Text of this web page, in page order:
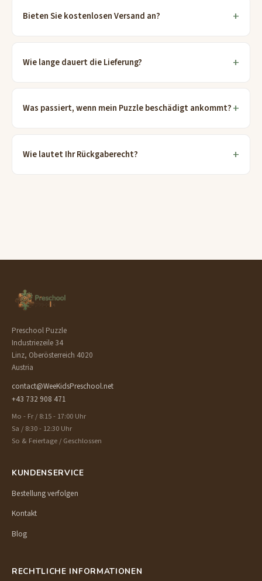
Bieten Sie kostenlosen Versand an?
Wie lange dauert die Lieferung?
Was passiert, wenn mein Puzzle beschädigt ankommt?
Wie lautet Ihr Rückgaberecht?
Preschool Puzzle
Industriezeile 34
Linz, Oberösterreich 4020
Austria
contact@WeeKidsPreschool.net
+43 732 908 471
Mo - Fr / 8:15 - 17:00 Uhr
Sa / 8:30 - 12:30 Uhr
So & Feiertage / Geschlossen
KUNDENSERVICE
Bestellung verfolgen
Kontakt
Blog
RECHTLICHE INFORMATIONEN